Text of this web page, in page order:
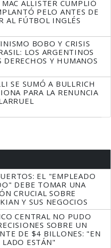
MAC ALLISTER CUMPLIÓ
PELO ANTES DE
AL FÚTBOL INGLÉS
BOBO Y CRISIS
LOS ARGENTINOS
DERECHOS Y HUMANOS
SE SUMÓ A BULLRICH
PARA LA RENUNCIA
EL "EMPLEADO
DEBE TOMAR UNA
CRUCIAL SOBRE
Y SUS NEGOCIOS
CENTRAL NO PUDO
SOBRE UN
DE $4 BILLONES: "EN
LADO ESTÁN"